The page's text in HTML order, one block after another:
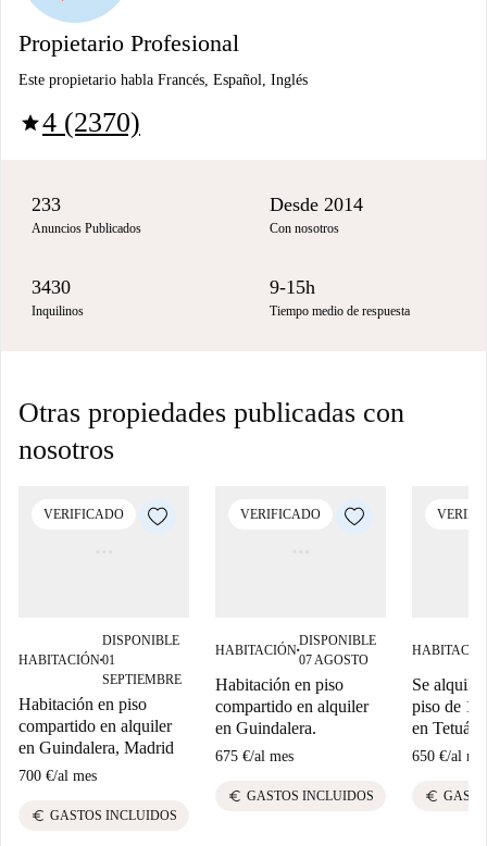
Propietario Profesional
Este propietario habla Francés, Español, Inglés
star4 (2370)
233
Anuncios Publicados
Desde 2014
Con nosotros
3430
Inquilinos
9-15h
Tiempo medio de respuesta
Otras propiedades publicadas con
nosotros
VERIFICADO
HABITACIÓN■
DISPONIBLE
01
SEPTIEMBRE
Habitación en piso
compartido en alquiler
en Guindalera, Madrid
700 €/al mes
euro GASTOS INCLUIDOS
VERIFICADO
HABITACIÓN■
DISPONIBLE
07 AGOSTO
Habitación en piso
compartido en alquiler
en Guindalera.
675 €/al mes
euro GASTOS INCLUIDOS
Se alquila
piso de 12
en
650 €/al
euro